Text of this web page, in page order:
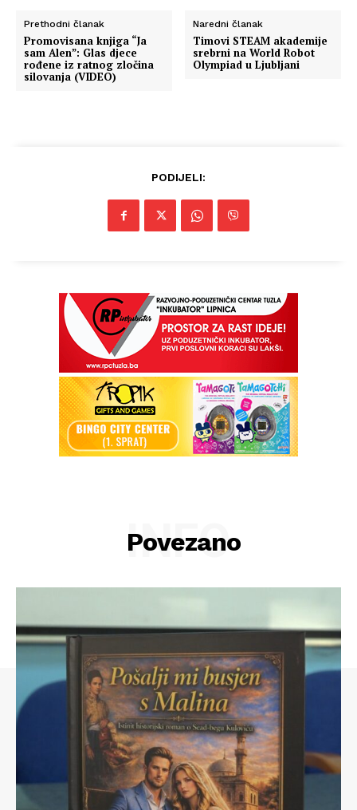
Prethodni članak
Promovisana knjiga “Ja
sam Alen”: Glas djece
rođene iz ratnog zločina
silovanja (VIDEO)
Naredni članak
Timovi STEAM akademije
srebrni na World Robot
Olympiad u Ljubljani
PODIJELI:
Povezano
INFO